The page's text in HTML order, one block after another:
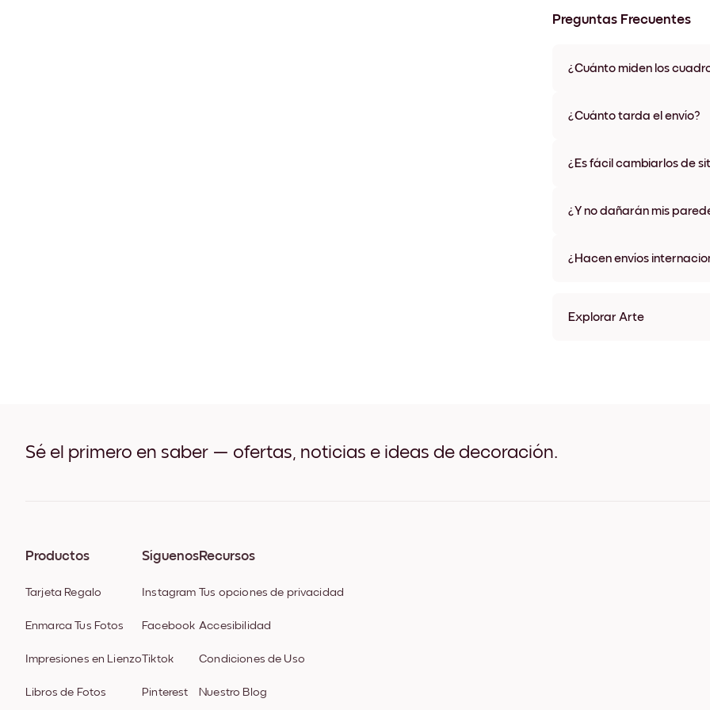
Preguntas Frecuentes
¿Cuánto miden los
colores de marco, incluidas
¿Cuánto tarda el envío?
algunos países. Te
¿Es fácil cambiarlos de
¿Y no dañarán mis
¿Hacen envíos
Explorar Arte
Sé el primero en saber — ofertas, noticias e ideas de decoración.
Productos
Tarjeta Regalo
Enmarca Tus Fotos
Impresiones en Lienzo
Libros de Fotos
Síguenos
Instagram
Facebook
Tiktok
Pinterest
Recursos
Tus opciones de privacidad
Accesibilidad
Condiciones de Uso
Nuestro Blog